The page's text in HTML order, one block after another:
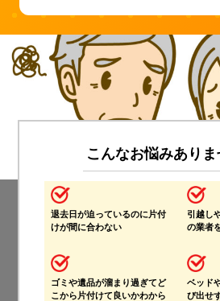
こんなお悩みありま
退去日が迫っているのに片付
けが間に合わない
引越し
の業者
ゴミや遺品が溜まり過ぎてど
こから片付けて良いかわから
ベッド
び出せ